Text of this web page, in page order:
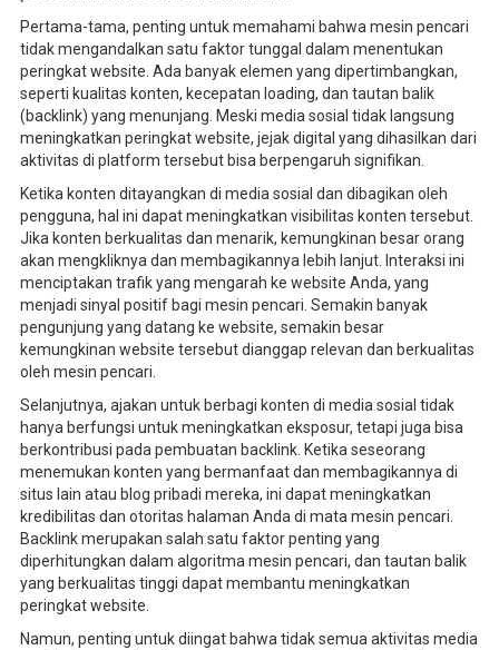
Pertama-tama, penting untuk memahami bahwa mesin pencari
tidak mengandalkan satu faktor tunggal dalam menentukan
peringkat website. Ada banyak elemen yang dipertimbangkan,
seperti kualitas konten, kecepatan loading, dan tautan balik
(backlink) yang menunjang. Meski media sosial tidak langsung
meningkatkan peringkat website, jejak digital yang dihasilkan dari
aktivitas di platform tersebut bisa berpengaruh signifikan.
Ketika konten ditayangkan di media sosial dan dibagikan oleh
pengguna, hal ini dapat meningkatkan visibilitas konten tersebut.
Jika konten berkualitas dan menarik, kemungkinan besar orang
akan mengkliknya dan membagikannya lebih lanjut. Interaksi ini
menciptakan trafik yang mengarah ke website Anda, yang
menjadi sinyal positif bagi mesin pencari. Semakin banyak
pengunjung yang datang ke website, semakin besar
kemungkinan website tersebut dianggap relevan dan berkualitas
oleh mesin pencari.
Selanjutnya, ajakan untuk berbagi konten di media sosial tidak
hanya berfungsi untuk meningkatkan eksposur, tetapi juga bisa
berkontribusi pada pembuatan backlink. Ketika seseorang
menemukan konten yang bermanfaat dan membagikannya di
situs lain atau blog pribadi mereka, ini dapat meningkatkan
kredibilitas dan otoritas halaman Anda di mata mesin pencari.
Backlink merupakan salah satu faktor penting yang
diperhitungkan dalam algoritma mesin pencari, dan tautan balik
yang berkualitas tinggi dapat membantu meningkatkan
peringkat website.
Namun, penting untuk diingat bahwa tidak semua aktivitas media